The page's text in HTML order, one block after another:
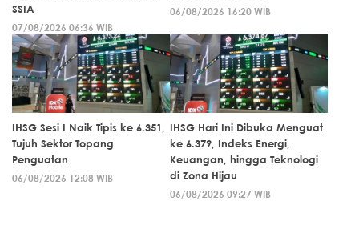
SSIA
07/08/2026 06:36 WIB
06/08/2026 16:20 WIB
IHSG Sesi I Naik Tipis ke 6.351,
Tujuh Sektor Topang
Penguatan
06/08/2026 12:08 WIB
IHSG Hari Ini Dibuka Menguat
ke 6.379, Indeks Energi,
Keuangan, hingga Teknologi
di Zona Hijau
06/08/2026 09:27 WIB